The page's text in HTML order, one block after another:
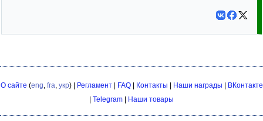
О сайте (eng, fra, укр) | Регламент| FAQ| Контакты Наши награды
ВКонтакте
Telegram Наши товары